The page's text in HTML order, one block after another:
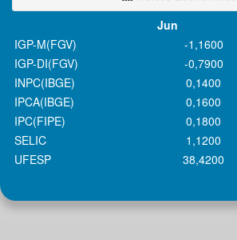
Jun
IGP-M(FGV)
-1,1600
IGP-DI(FGV)
-0,7900
INPC(IBGE)
0,1400
IPCA(IBGE)
0,1600
IPC(FIPE)
0,1800
SELIC
1,1200
UFESP
38,4200